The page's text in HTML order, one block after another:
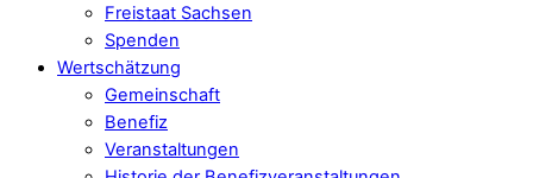
Freistaat Sachsen
Spenden
Wertschätzung
Gemeinschaft
Benefiz
Veranstaltungen